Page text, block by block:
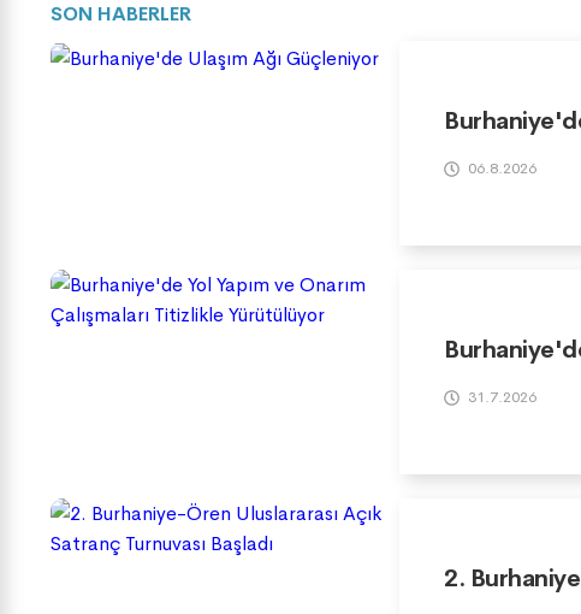
SON HABERLER
06.8.2026
31.7.2026
2.